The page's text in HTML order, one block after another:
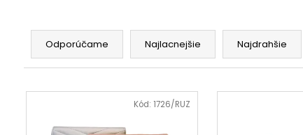
R
d
Odporúčame Najlacnejšie Najdrahšie
V
Kód:1726/RUZ
€25,90